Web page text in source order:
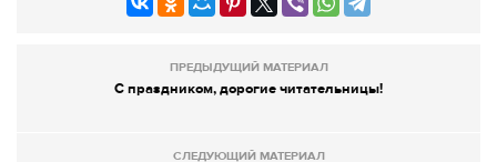
ПРЕДЫДУЩИЙ МАТЕРИАЛ
С праздником, дорогие читательницы!
СЛЕДУЮЩИЙ МАТЕРИАЛ